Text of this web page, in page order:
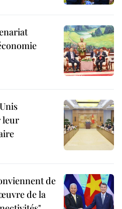
leur
de
de la